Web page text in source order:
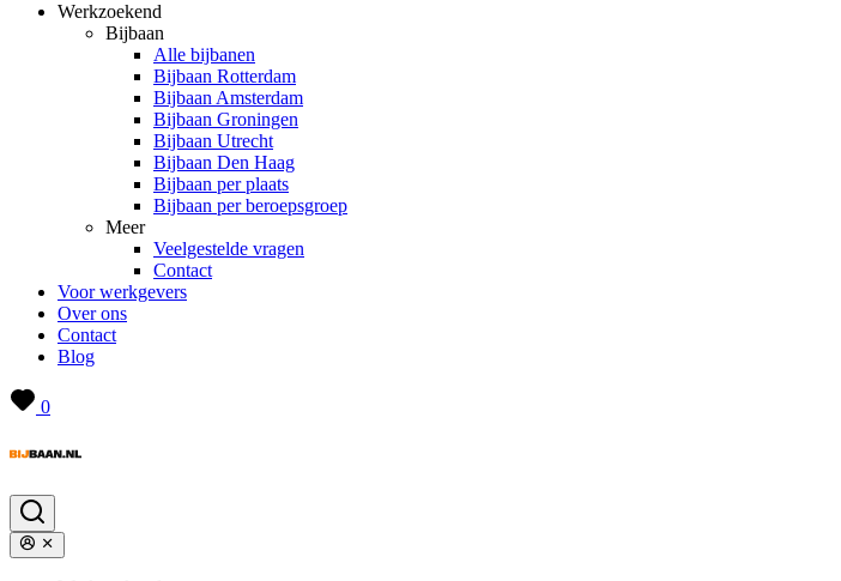
Werkzoekend
Bijbaan
Alle bijbanen
Bijbaan Rotterdam
Bijbaan Amsterdam
Bijbaan Groningen
Bijbaan Utrecht
Bijbaan Den Haag
Bijbaan per plaats
Bijbaan per beroepsgroep
Meer
Veelgestelde vragen
Contact
Voor werkgevers
Over ons
Contact
Blog
0